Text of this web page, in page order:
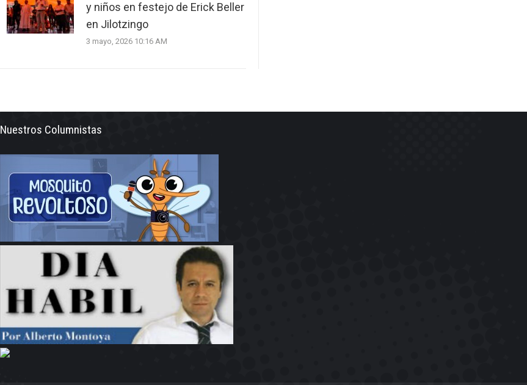
y niños en festejo de Erick Beller
en Jilotzingo
3 mayo, 2026 10:16 AM
Nuestros Columnistas